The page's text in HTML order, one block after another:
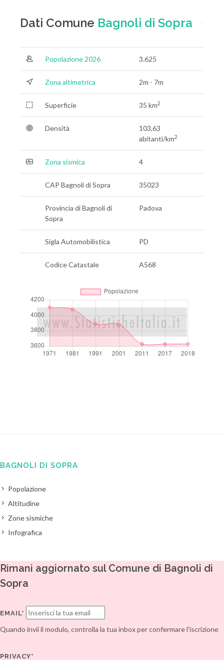
Dati Comune Bagnoli di Sopra
Popolazione 2026 3.625
Zona altimetrica 2m - 7m
Superficie 35 km2
Densità
103,63
abitanti/km2
Zona sismica 4
CAP Bagnoli di Sopra 35023
Provincia di Bagnoli di
Sopra
Padova
Sigla Automobilistica PD
Codice Catastale A568
BAGNOLI DI SOPRA
Popolazione
Altitudine
Zone sismiche
Infografica
Rimani aggiornato sul Comune di Bagnoli di
Sopra
EMAIL*
Quando invii il modulo, controlla la tua inbox per confermare l'iscrizione
PRIVACY*